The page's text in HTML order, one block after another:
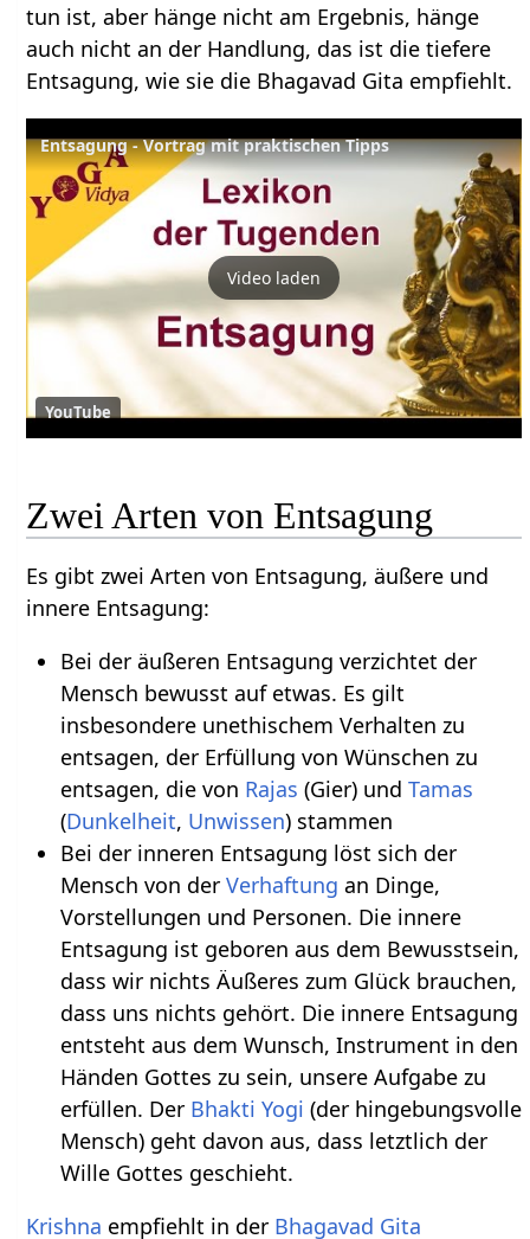
tun ist, aber hänge nicht am Ergebnis, hänge
auch nicht an der Handlung, das ist die tiefere
Entsagung, wie sie die Bhagavad Gita empfiehlt.
Entsagung - Vortrag mit praktischen Tipps
Video laden
YouTube
Zwei Arten von Entsagung
Es gibt zwei Arten von Entsagung, äußere und
innere Entsagung:
Bei der äußeren Entsagung verzichtet der
Mensch bewusst auf etwas. Es gilt
insbesondere unethischem Verhalten zu
entsagen, der Erfüllung von Wünschen zu
entsagen, die von Rajas (Gier) und Tamas
(Dunkelheit, Unwissen) stammen
Bei der inneren Entsagung löst sich der
Mensch von der Verhaftung an Dinge,
Vorstellungen und Personen. Die innere
Entsagung ist geboren aus dem Bewusstsein,
dass wir nichts Äußeres zum Glück brauchen,
dass uns nichts gehört. Die innere Entsagung
entsteht aus dem Wunsch, Instrument in den
Händen Gottes zu sein, unsere Aufgabe zu
erfüllen. Der Bhakti Yogi (der hingebungsvolle
Mensch) geht davon aus, dass letztlich der
Wille Gottes geschieht.
Krishna empfiehlt in der Bhagavad Gita